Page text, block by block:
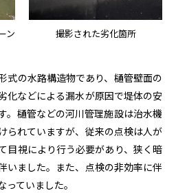
ン 撮影された劣化箇所
式の水路構造物であり、樋管壁面の
化などによる漏水が原因で堤体の安
。樋管などの河川管理施設は治水機
られていますが、従来の点検は人が
目視により行う必要があり、狭く暗
いました。また、点検の非効率に伴
ていました。